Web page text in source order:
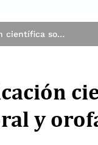
¡Nueva publicación científica sobre mortalidad por cáncer oral y orofaríngeo en América Latina y el Caribe!
y